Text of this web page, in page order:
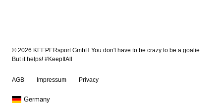
© 2026 KEEPERsport GmbH You don't have to be crazy to be a goalie.
But it helps! #KeepItAll
AGB Impressum Privacy
Germany